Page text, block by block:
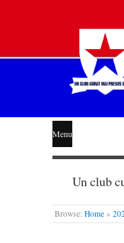
LIBERĂ
Menu
Un club
Browse: Home »